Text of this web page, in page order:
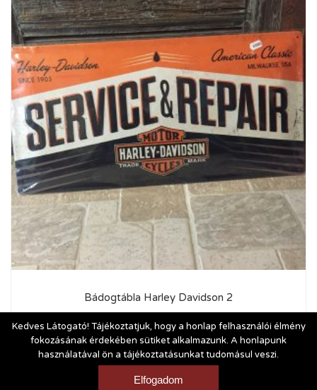
Bádogtábla Harley Davidson 2
9 900Ft
Vásárlási és szállítási feltételek|Impresszum
Kedves Látogató! Tájékoztatjuk, hogy a honlap felhasználói élmény
fokozásának érdekében sütiket alkalmazunk. A honlapunk
használatával ön a tájékoztatásunkat tudomásul veszi.
Elfogadom